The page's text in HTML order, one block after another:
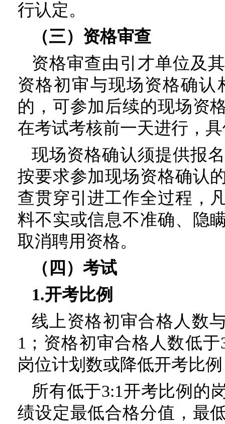
行认定。
（三）资格审查
资格审查由引才单位及
资格初审与现场资格确
的，可参加后续的现场资
在考试考核前一天进行，
现场资格确认须提供
按要求参加现场资格确认
查贯穿引进工作全过程，
料不实或信息不准确、隐
取消聘用资格。
（四）考试
1.开考比例
线上资格初审合格人数
1；资格初审合格人数低
岗位计划数或降低开考比
所有低于3:1开考比例的
绩设定最低合格分值，最